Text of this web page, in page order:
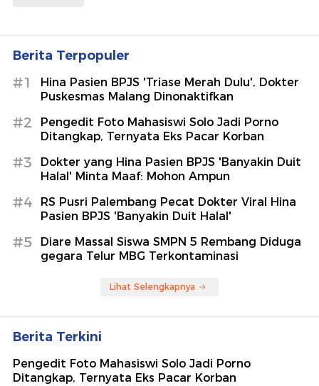
Berita Terpopuler
#1
Hina Pasien BPJS 'Triase Merah Dulu', Dokter
Puskesmas Malang Dinonaktifkan
#2
Pengedit Foto Mahasiswi Solo Jadi Porno
Ditangkap, Ternyata Eks Pacar Korban
#3
Dokter yang Hina Pasien BPJS 'Banyakin Duit
Halal' Minta Maaf: Mohon Ampun
#4
RS Pusri Palembang Pecat Dokter Viral Hina
Pasien BPJS 'Banyakin Duit Halal'
#5
Diare Massal Siswa SMPN 5 Rembang Diduga
gegara Telur MBG Terkontaminasi
Lihat Selengkapnya
Berita Terkini
Pengedit Foto Mahasiswi Solo Jadi Porno
Ditangkap, Ternyata Eks Pacar Korban